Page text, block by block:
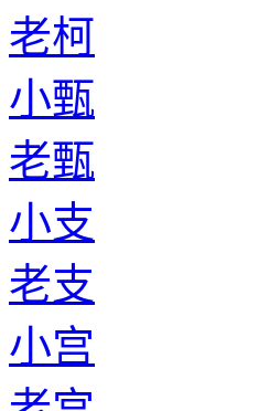
老柯
小甄
老甄
小支
老支
小宫